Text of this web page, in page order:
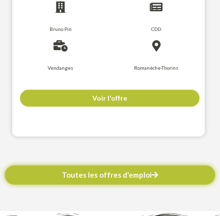
Bruno Pin CDD
Vendanges Romanèche-Thorins
Voir l'offre
Toutes les offres d'emploi